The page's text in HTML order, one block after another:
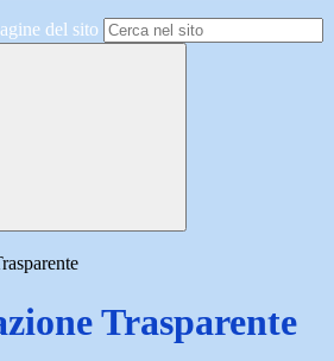
del sito
Trasparente